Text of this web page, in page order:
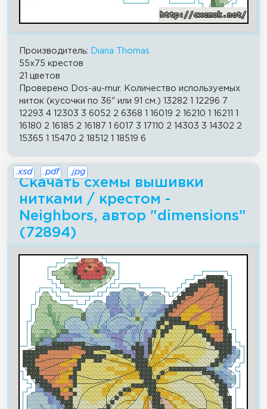
Производитель:
Diana Thomas
55x75 крестов
21 цветов
Проверено Dos-au-mur. Количество используемых
ниток (кусочки по 36" или 91 см.) 13282 1 12296 7
12293 4 12303 3 6052 2 6368 1 16019 2 16210 1 16211 1
16180 2 16185 2 16187 1 6017 3 17110 2 14303 3 14302 2
15365 1 15470 2 18512 1 18519 6
Скачать схемы вышивки
нитками / крестом -
Neighbors, автор "dimensions"
(72894)
.xsd .pdf .jpg